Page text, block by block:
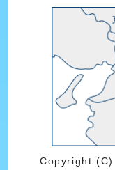
Copyright